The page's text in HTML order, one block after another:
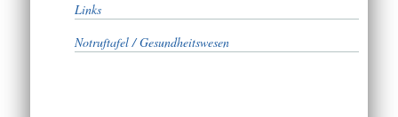
Links
Notruftafel / Gesundheitswesen